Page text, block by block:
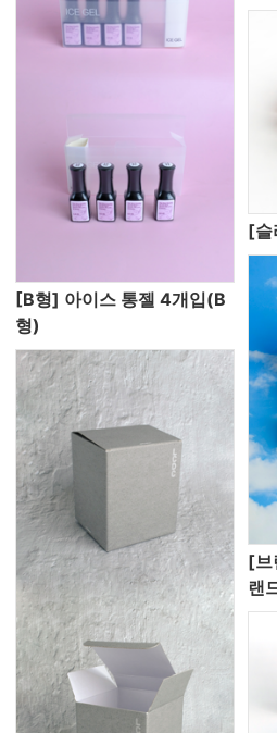
[B형] 아이스 통젤 4개입(B
형)
[슬
[브
랜